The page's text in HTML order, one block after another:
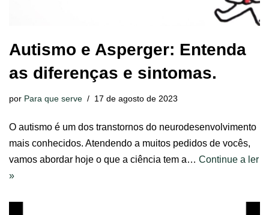
Autismo e Asperger: Entenda
as diferenças e sintomas.
por Para que serve 17 de agosto de 2023
O autismo é um dos transtornos do neurodesenvolvimento
mais conhecidos. Atendendo a muitos pedidos de vocês,
vamos abordar hoje o que a ciência tem a… Continue a ler
»